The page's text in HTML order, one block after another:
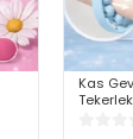
Kas
Tipi